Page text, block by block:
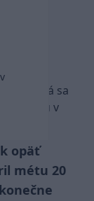
opäť
métu 20